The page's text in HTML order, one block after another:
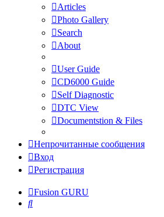
Articles
Photo Gallery
Search
About
User Guide
CD6000 Guide
Self Diagnostic
DTC View
Documentstion & Files
Непрочитанные сообщения
Вход
Регистрация
Fusion GURU
Поиск